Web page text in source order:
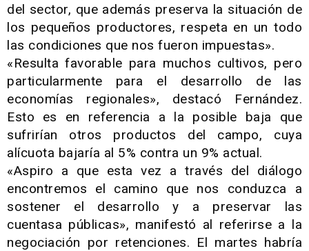
del sector, que además preserva la situación de
los pequeños productores, respeta en un todo
las condiciones que nos fueron impuestas».
«Resulta favorable para muchos cultivos, pero
particularmente para el desarrollo de las
economías regionales», destacó Fernández.
Esto es en referencia a la posible baja que
sufrirían otros productos del campo, cuya
alícuota bajaría al 5% contra un 9% actual.
«Aspiro a que esta vez a través del diálogo
encontremos el camino que nos conduzca a
sostener el desarrollo y a preservar las
cuentasa públicas», manifestó al referirse a la
negociación por retenciones. El martes habría